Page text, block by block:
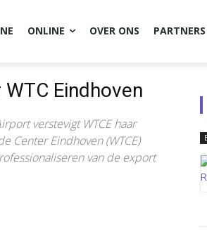
ONLINE OVER ONS PARTNERS
Eindhoven
verstevigt WTCE haar
Center Eindhoven (WTCE)
van de export